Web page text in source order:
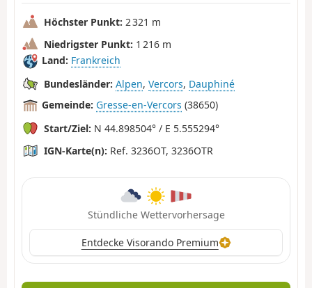
Höchster Punkt: 2 321 m
Niedrigster Punkt: 1 216 m
Land: Frankreich
Bundesländer: Alpen, Vercors, Dauphiné
Gemeinde: Gresse-en-Vercors (38650)
Start/Ziel: N 44.898504° / E 5.555294°
IGN-Karte(n): Ref. 3236OT, 3236OTR
Stündliche Wettervorhersage
Entdecke Visorando Premium